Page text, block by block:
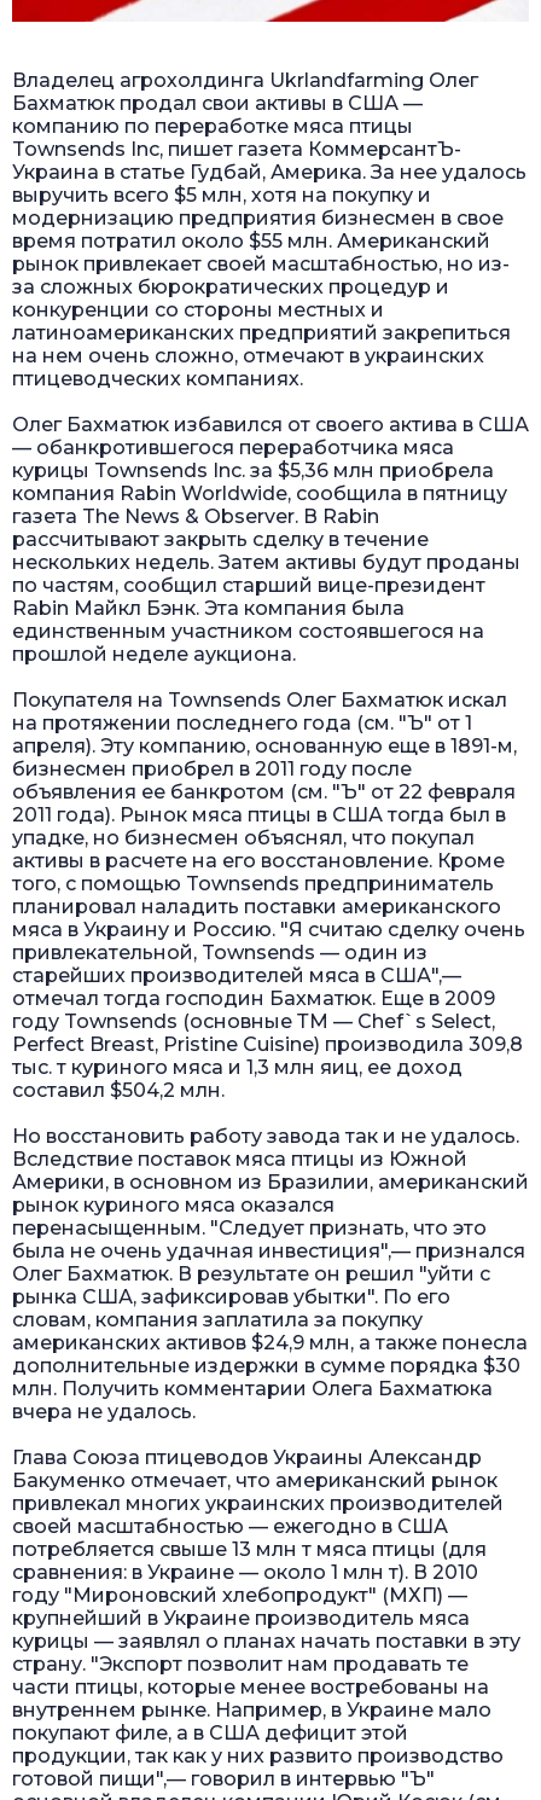
Владелец агрохолдинга Ukrlandfarming Олег
Бахматюк продал свои активы в США —
компанию по переработке мяса птицы
Townsends Inc, пишет газета КоммерсантЪ-
Украина в статье Гудбай, Америка. За нее удалось
выручить всего $5 млн, хотя на покупку и
модернизацию предприятия бизнесмен в свое
время потратил около $55 млн. Американский
рынок привлекает своей масштабностью, но из-
за сложных бюрократических процедур и
конкуренции со стороны местных и
латиноамериканских предприятий закрепиться
на нем очень сложно, отмечают в украинских
птицеводческих компаниях.
Олег Бахматюк избавился от своего актива в США
— обанкротившегося переработчика мяса
курицы Townsends Inc. за $5,36 млн приобрела
компания Rabin Worldwide, сообщила в пятницу
газета The News & Observer. В Rabin
рассчитывают закрыть сделку в течение
нескольких недель. Затем активы будут проданы
по частям, сообщил старший вице-президент
Rabin Майкл Бэнк. Эта компания была
единственным участником состоявшегося на
прошлой неделе аукциона.
Покупателя на Townsends Олег Бахматюк искал
на протяжении последнего года (см. "Ъ" от 1
апреля). Эту компанию, основанную еще в 1891-м,
бизнесмен приобрел в 2011 году после
объявления ее банкротом (см. "Ъ" от 22 февраля
2011 года). Рынок мяса птицы в США тогда был в
упадке, но бизнесмен объяснял, что покупал
активы в расчете на его восстановление. Кроме
того, с помощью Townsends предприниматель
планировал наладить поставки американского
мяса в Украину и Россию. "Я считаю сделку очень
привлекательной, Townsends — один из
старейших производителей мяса в США",—
отмечал тогда господин Бахматюк. Еще в 2009
году Townsends (основные ТМ — Chef`s Select,
Perfect Breast, Pristine Cuisine) производила 309,8
тыс. т куриного мяса и 1,3 млн яиц, ее доход
составил $504,2 млн.
Но восстановить работу завода так и не удалось.
Вследствие поставок мяса птицы из Южной
Америки, в основном из Бразилии, американский
рынок куриного мяса оказался
перенасыщенным. "Следует признать, что это
была не очень удачная инвестиция",— признался
Олег Бахматюк. В результате он решил "уйти с
рынка США, зафиксировав убытки". По его
словам, компания заплатила за покупку
американских активов $24,9 млн, а также понесла
дополнительные издержки в сумме порядка $30
млн. Получить комментарии Олега Бахматюка
вчера не удалось.
Глава Союза птицеводов Украины Александр
Бакуменко отмечает, что американский рынок
привлекал многих украинских производителей
своей масштабностью — ежегодно в США
потребляется свыше 13 млн т мяса птицы (для
сравнения: в Украине — около 1 млн т). В 2010
году "Мироновский хлебопродукт" (МХП) —
крупнейший в Украине производитель мяса
курицы — заявлял о планах начать поставки в эту
страну. "Экспорт позволит нам продавать те
части птицы, которые менее востребованы на
внутреннем рынке. Например, в Украине мало
покупают филе, а в США дефицит этой
продукции, так как у них развито производство
готовой пищи",— говорил в интервью "Ъ"